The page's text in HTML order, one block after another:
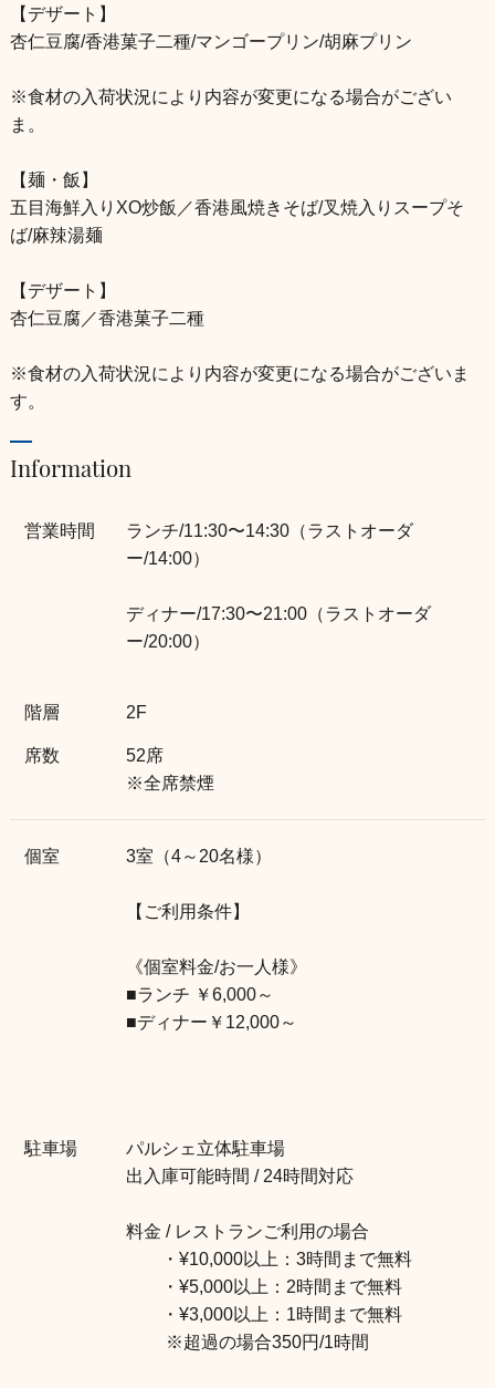
【デザート】
杏仁豆腐/香港菓子二種/マンゴープリン/胡麻プリン
※食材の入荷状況により内容が変更になる場合がござい
ま。
【麺・飯】
五目海鮮入りXO炒飯／香港風焼きそば/叉焼入りスープそ
ば/麻辣湯麺
【デザート】
杏仁豆腐／香港菓子二種
※食材の入荷状況により内容が変更になる場合がございま
す。
Information
営業時間
ランチ/11:30〜14:30（ラストオーダ
ー/14:00）
ディナー/17:30〜21:00（ラストオーダ
ー/20:00）
階層 2F
席数
52席
※全席禁煙
個室 3室（4～20名様）
【ご利用条件】
《個室料金/お一人様》
■ランチ ￥6,000～
■ディナー￥12,000～
駐車場
パルシェ立体駐車場
出入庫可能時間 / 24時間対応
料金 / レストランご利用の場合
・¥10,000以上：3時間まで無料
・¥5,000以上：2時間まで無料
・¥3,000以上：1時間まで無料
※超過の場合350円/1時間